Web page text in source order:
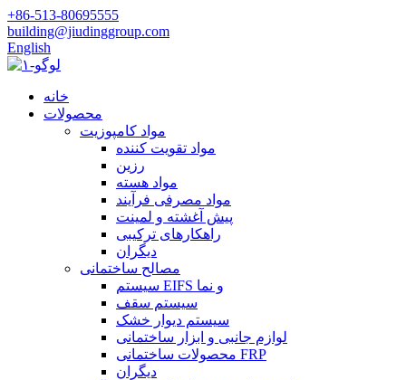
‎+86-513-80695555‎
building@jiudinggroup.com
English
خانه
محصولات
مواد کامپوزیت
مواد تقویت کننده
رزین
مواد هسته
مواد مصرفی فرآیند
پیش آغشته و لمینت
راهکارهای ترکیبی
دیگران
مصالح ساختمانی
سیستم EIFS و نما
سیستم سقف
سیستم دیوار خشک
لوازم جانبی و ابزار ساختمانی
محصولات ساختمانی FRP
دیگران